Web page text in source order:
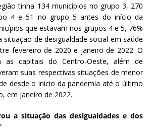
tinha 134 municípios no grupo 3, 270
4 e 51 no grupo 5 antes do início da
que estavam nos grupos 4 e 5, 76%
situação de desigualdade social em saúde
fevereiro de 2020 e janeiro de 2022. O
as capitais do Centro-Oeste, além de
suas respectivas situações de menor
desde o início da pandemia até o último
em janeiro de 2022.
a situação das desigualdades e dos